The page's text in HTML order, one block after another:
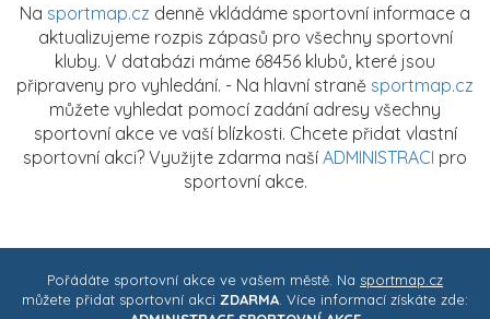
Na sportmap.cz denně vkládáme sportovní informace a
aktualizujeme rozpis zápasů pro všechny sportovní
kluby. V databázi máme 68456 klubů, které jsou
připraveny pro vyhledání. - Na hlavní straně sportmap.cz
můžete vyhledat pomocí zadání adresy všechny
sportovní akce ve vaší blízkosti. Chcete přidat vlastní
sportovní akci? Využijte zdarma naší ADMINISTRACI pro
sportovní akce.
Pořádáte sportovní akce ve vašem městě. Na sportmap.cz
můžete přidat sportovní akci ZDARMA . Více informací získáte zde: